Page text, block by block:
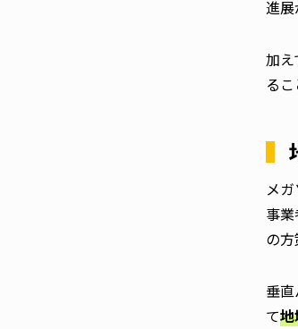
進展
加え
る
メ
事
の方
垂
て